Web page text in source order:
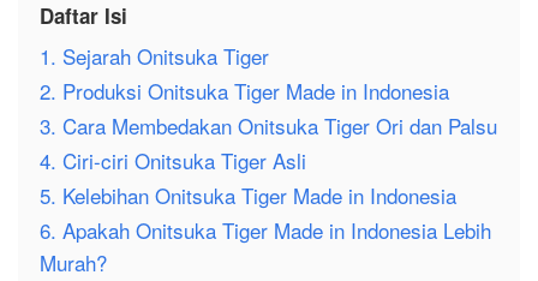
Daftar Isi
1. Sejarah Onitsuka Tiger
2. Produksi Onitsuka Tiger Made in Indonesia
3. Cara Membedakan Onitsuka Tiger Ori dan Palsu
4. Ciri-ciri Onitsuka Tiger Asli
5. Kelebihan Onitsuka Tiger Made in Indonesia
6. Apakah Onitsuka Tiger Made in Indonesia Lebih
Murah?